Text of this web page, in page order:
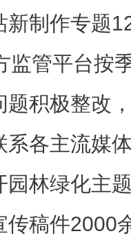
新制作专题
监管平台按
题积极整改
系各主流媒
园林绿化主
传稿件2000